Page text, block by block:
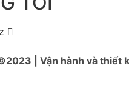
| Vận hành và thiết